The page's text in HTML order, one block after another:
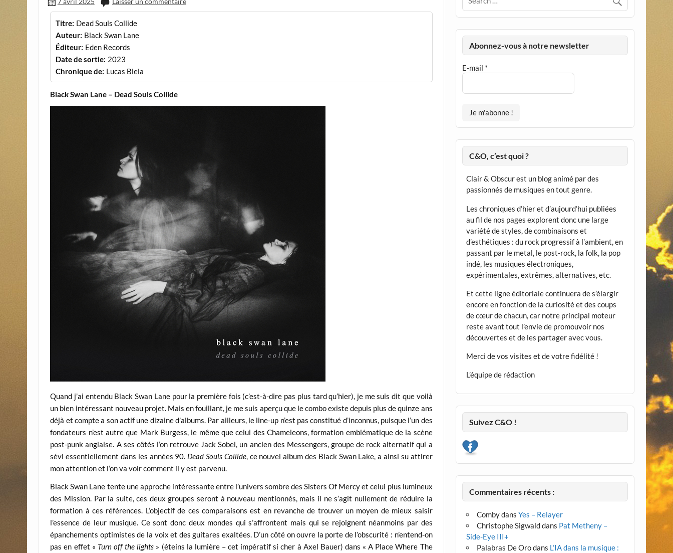
Titre: Dead Souls Collide
Auteur: Black Swan Lane
Éditeur: Eden Records
Date de sortie: 2023
Chronique de: Lucas Biela
Black Swan Lane – Dead Souls Collide
Quand j’ai entendu Black Swan Lane pour la première fois (c’est-à-dire pas plus tard qu’hier), je me suis dit que voilà
un bien intéressant nouveau projet. Mais en fouillant, je me suis aperçu que le combo existe depuis plus de quinze ans
déjà et compte a son actif une dizaine d’albums. Par ailleurs, le line-up n’est pas constitué d’inconnus, puisque l’un des
fondateurs n’est autre que Mark Burgess, le même que celui des Chameleons, formation emblématique de la scène
post-punk anglaise. A ses côtés l’on retrouve Jack Sobel, un ancien des Messengers, groupe de rock alternatif qui a
sévi essentiellement dans les années 90. Dead Souls Collide, ce nouvel album des Black Swan Lake, a ainsi su attirer
mon attention et l’on va voir comment il y est parvenu.
Black Swan Lane tente une approche intéressante entre l’univers sombre des Sisters Of Mercy et celui plus lumineux
des Mission. Par la suite, ces deux groupes seront à nouveau mentionnés, mais il ne s’agit nullement de réduire la
formation à ces références. L’objectif de ces comparaisons est en revanche de trouver un moyen de mieux saisir
l’essence de leur musique. Ce sont donc deux mondes qui s’affrontent mais qui se rejoignent néanmoins par des
épanchements optimistes de la voix et des guitares exaltées. D’un côté on ouvre la porte de l’obscurité : n’entend-on
pas en effet « Turn off the lights » (éteins la lumière – cet impératif si cher à Axel Bauer) dans « A Place Where The
Abonnez-vous à notre newsletter
E-mail *
C&O, c’est quoi ?
Clair & Obscur est un blog animé par des
passionnés de musiques en tout genre.
Les chroniques d’hier et d’aujourd’hui publiées
au fil de nos pages explorent donc une large
variété de styles, de combinaisons et
d’esthétiques : du rock progressif à l’ambient, en
passant par le metal, le post-rock, la folk, la pop
indé, les musiques électroniques,
expérimentales, extrêmes, alternatives, etc.
Et cette ligne éditoriale continuera de s’élargir
encore en fonction de la curiosité et des coups
de cœur de chacun, car notre principal moteur
reste avant tout l’envie de promouvoir nos
découvertes et de les partager avec vous.
Merci de vos visites et de votre fidélité !
L’équipe de rédaction
Suivez C&O !
Commentaires récents :
CombydansYes – Relayer
Christophe Sigwalddans Pat Metheny –
Side-Eye III+
Palabras De Orodans L’IA dans la musique :